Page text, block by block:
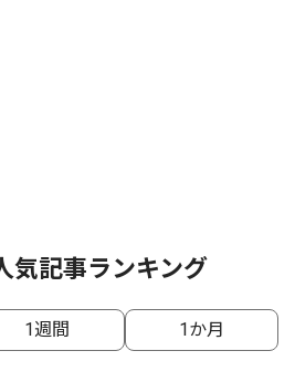
気記事ランキング
1週間 1か月